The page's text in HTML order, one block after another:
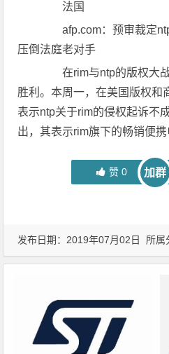
法国
afp.com：预审裁定ntp
压倒法庭老对手
在rim与ntp的版权大战
胜利。本周一，在美国版权和
表示ntp关于rim的侵权起诉不
出，其表示rim旗下的畅销便
赞 0 加群
发布日期：2019年07月02日 所属